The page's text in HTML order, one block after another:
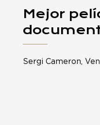
Mejor
Sergi Cameron,